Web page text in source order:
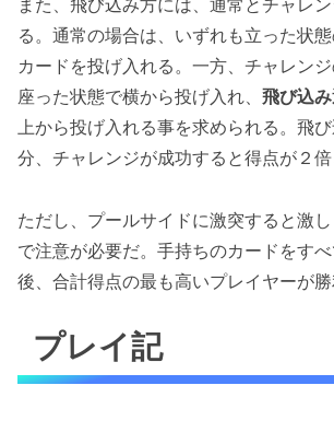
る。通常の場合は、いずれも立った状
カードを投げ入れる。一方、チャレンジ
座った状態で横から投げ入れ、 飛び込
上から投げ入れる事を求められる。飛
分、チャレンジが成功すると得点が２倍
ただし、プールサイドに激突すると激
で注意が必要だ。手持ちのカードをす
後、合計得点の最も高いプレイヤーが勝
プレイ記